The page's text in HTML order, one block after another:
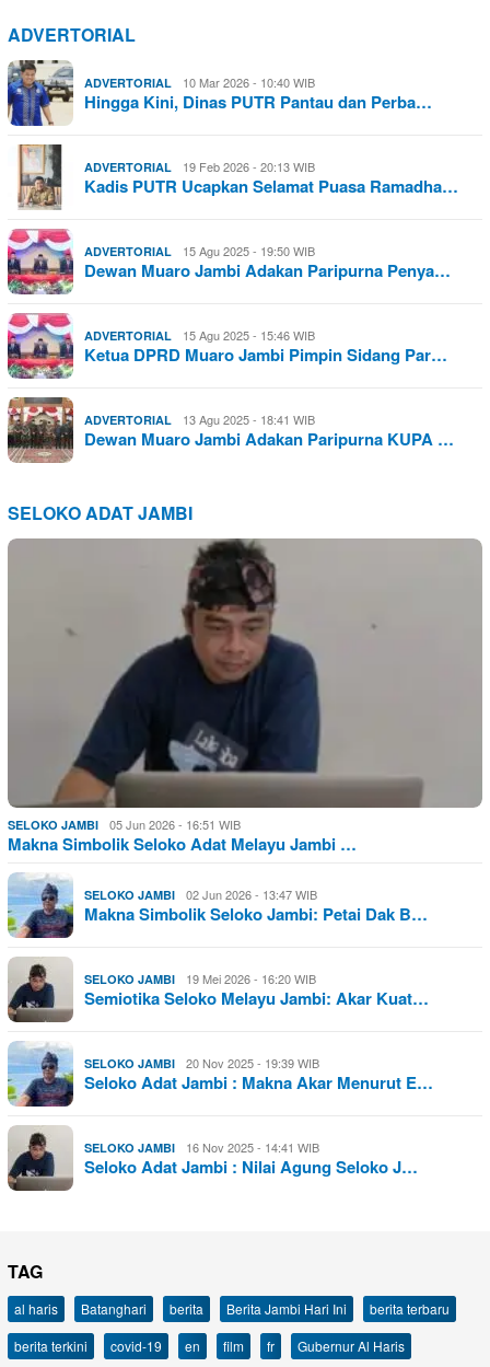
ADVERTORIAL
ADVERTORIAL 10 Mar 2026 - 10:40 WIB
Hingga Kini, Dinas PUTR Pantau dan Perba…
ADVERTORIAL 19 Feb 2026 - 20:13 WIB
Kadis PUTR Ucapkan Selamat Puasa Ramadha…
ADVERTORIAL 15 Agu 2025 - 19:50 WIB
Dewan Muaro Jambi Adakan Paripurna Penya…
ADVERTORIAL 15 Agu 2025 - 15:46 WIB
Ketua DPRD Muaro Jambi Pimpin Sidang Par…
ADVERTORIAL 13 Agu 2025 - 18:41 WIB
Dewan Muaro Jambi Adakan Paripurna KUPA …
SELOKO ADAT JAMBI
SELOKO JAMBI 05 Jun 2026 - 16:51 WIB
Makna Simbolik Seloko Adat Melayu Jambi …
SELOKO JAMBI 02 Jun 2026 - 13:47 WIB
Makna Simbolik Seloko Jambi: Petai Dak B…
SELOKO JAMBI 19 Mei 2026 - 16:20 WIB
Semiotika Seloko Melayu Jambi: Akar Kuat…
SELOKO JAMBI 20 Nov 2025 - 19:39 WIB
Seloko Adat Jambi : Makna Akar Menurut E…
SELOKO JAMBI 16 Nov 2025 - 14:41 WIB
Seloko Adat Jambi : Nilai Agung Seloko J…
TAG
al haris Batanghari berita Berita Jambi Hari Ini
berita terbaru
berita terkini
covid-19 en film fr
Gubernur Al Haris